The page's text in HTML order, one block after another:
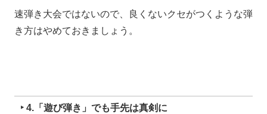
速弾き大会ではないので、
良くないクセがつくような弾
き方はやめておきましょう。
‣ 4.「遊び弾き」でも手先は真剣に